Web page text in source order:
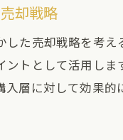
却戦略
した売却戦略を考
ントとして活用し
入層に対して効果的